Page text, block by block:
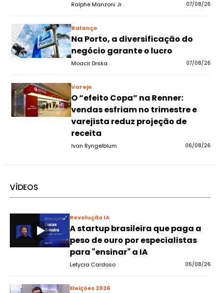
Ralphe Manzoni Jr. 07/08/26
Balanço
Na Porto, a diversificação do
negócio garante o lucro
Moacir Drska 07/08/26
Varejo
O “efeito Copa” na Renner:
vendas esfriam no trimestre e
varejista reduz projeção de
receita
Ivan Ryngelblum 06/08/26
VÍDEOS
Revolução IA
A startup brasileira que paga a
peso de ouro por especialistas
para "ensinar" a IA
Letycia Cardoso 05/08/26
Eleições 2026